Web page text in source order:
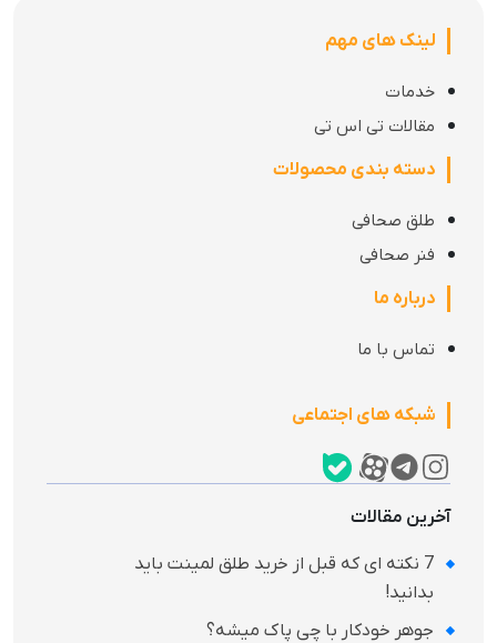
لینک های مهم
خدمات
مقالات تی اس تی
دسته بندی محصولات
طلق صحافی
فنر صحافی
درباره ما
تماس با ما
شبکه های اجتماعی
آخرین مقالات
7 نکته‌ ای که قبل از خرید طلق لمینت باید
بدانید!
جوهر خودکار با چی پاک میشه؟